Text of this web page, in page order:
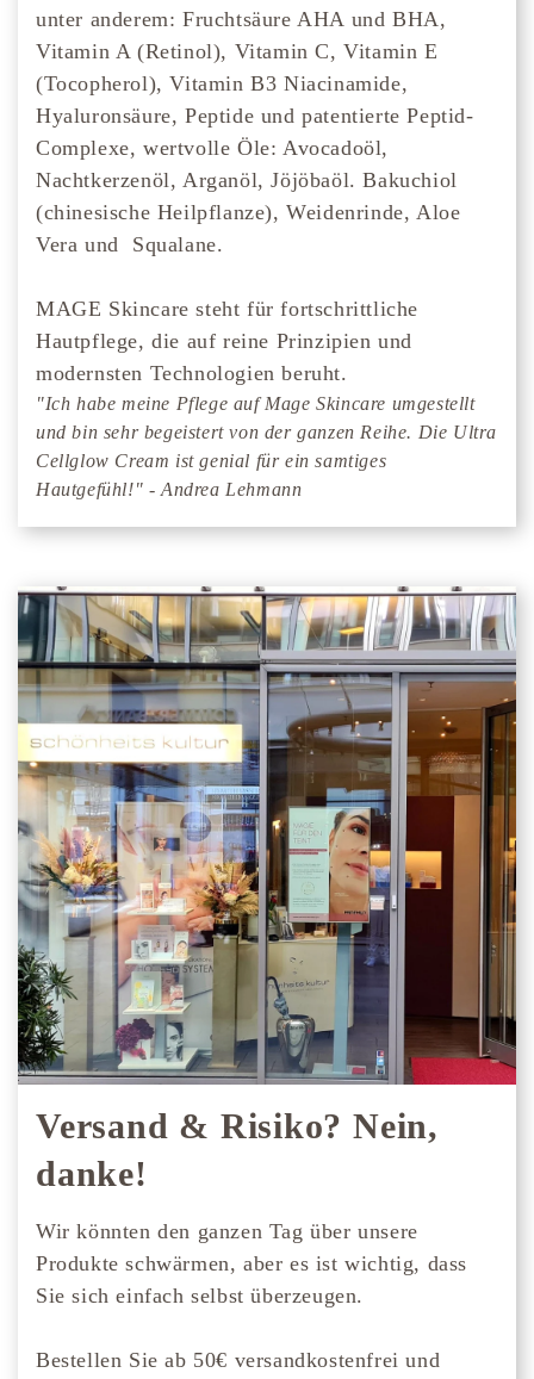
unter anderem: Fruchtsäure AHA und BHA,
Vitamin A (Retinol), Vitamin C, Vitamin E
(Tocopherol), Vitamin B3 Niacinamide,
Hyaluronsäure, Peptide und patentierte Peptid-
Complexe, wertvolle Öle: Avocadoöl,
Nachtkerzenöl, Arganöl, Jöjöbaöl. Bakuchiol
(chinesische Heilpflanze), Weidenrinde, Aloe
Vera und Squalane.
MAGE Skincare steht für fortschrittliche
Hautpflege, die auf reine Prinzipien und
modernsten Technologien beruht.
"Ich habe meine Pflege auf Mage Skincare umgestellt
und bin sehr begeistert von der ganzen Reihe. Die Ultra
Cellglow Cream ist genial für ein samtiges
Hautgefühl!" - Andrea Lehmann
Versand & Risiko? Nein,
danke!
Wir könnten den ganzen Tag über unsere
Produkte schwärmen, aber es ist wichtig, dass
Sie sich einfach selbst überzeugen.
Bestellen Sie ab 50€ versandkostenfrei und